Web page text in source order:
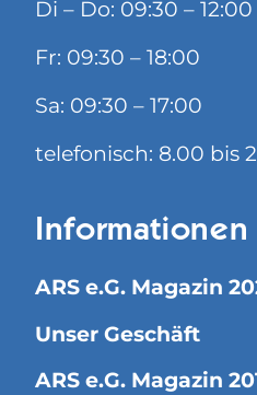
Di – Do: 09:30 –
Fr: 09:30 – 18:00
Sa: 09:30 – 17:00
telefonisch: 8.00 bis
Informationen
ARS e.G. Magazin
Unser Geschäft
ARS e.G. Magazin